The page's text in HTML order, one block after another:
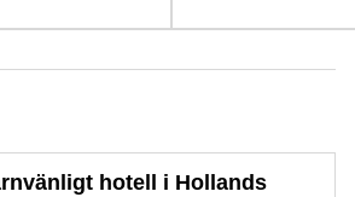
hotell i Hollands